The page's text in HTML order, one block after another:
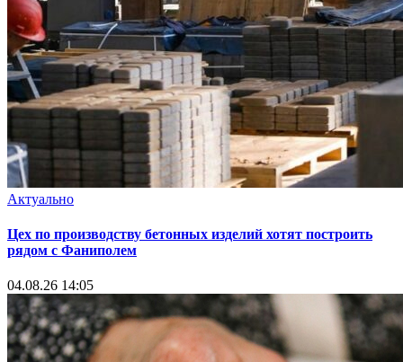
Актуально
Цех по производству бетонных изделий хотят построить
рядом с Фаниполем
04.08.26 14:05